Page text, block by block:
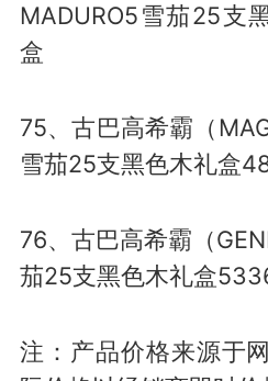
MADURO5雪茄25支
盒
75、古巴高希霸（
雪茄25支黑色木礼盒
76、古巴高希霸（
茄25支黑色木礼盒
注：产品价格来源于